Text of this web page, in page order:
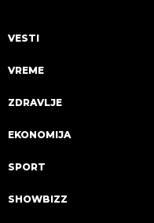
VESTI
VREME
ZDRAVLJE
EKONOMIJA
SPORT
SHOWBIZZ